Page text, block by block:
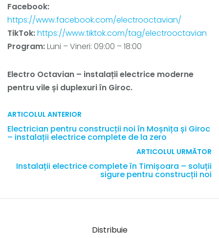
Facebook:
https://www.facebook.com/electrooctavian/
TikTok:https://www.tiktok.com/tag/electrooctavian
Program:Luni – Vineri: 09:00 – 18:00
Electro Octavian – instalații electrice moderne
pentru vile și duplexuri în Giroc.
ARTICOLUL ANTERIOR
Electrician pentru construcții noi în Moșnița și Giroc
– instalații electrice complete de la zero
ARTICOLUL URMĂTOR
Instalații electrice complete în Timișoara – soluții
sigure pentru construcții noi
Distribuie